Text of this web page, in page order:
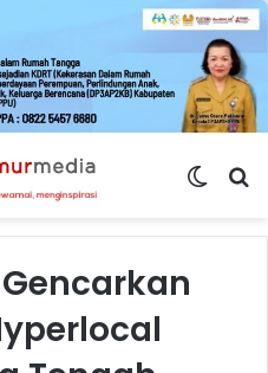
Switch